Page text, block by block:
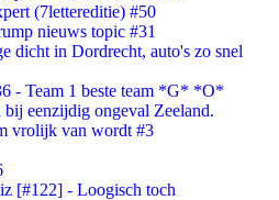
(7lettereditie) #50
nieuws topic #31
dicht in Dordrecht, auto's zo snel
- Team 1 beste team *G* *O*
eenzijdig ongeval Zeeland.
vrolijk van wordt #3
[#122] - Loogisch toch